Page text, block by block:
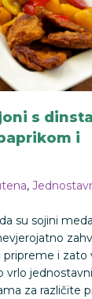
s
i
,
su sojini
pripreme i zato
vrlo
za različite